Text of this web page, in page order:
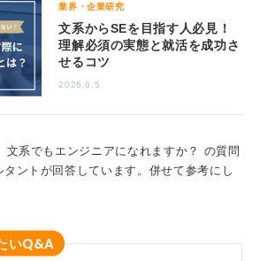
身である自分がIT業界で活躍するため
形で基礎力を証明したいと考えた」と
取得の背景にある主体的な考えや前向
言葉で伝えることができれば、高く評
。
業界・企業研究
文系からSEを目指す人必見！
理解必須の実態と就活を成功さ
せるコツ
2026.6.5
文系でもエンジニアになれますか？ の質問
ントが回答しています。併せて参考にし
いQ&A